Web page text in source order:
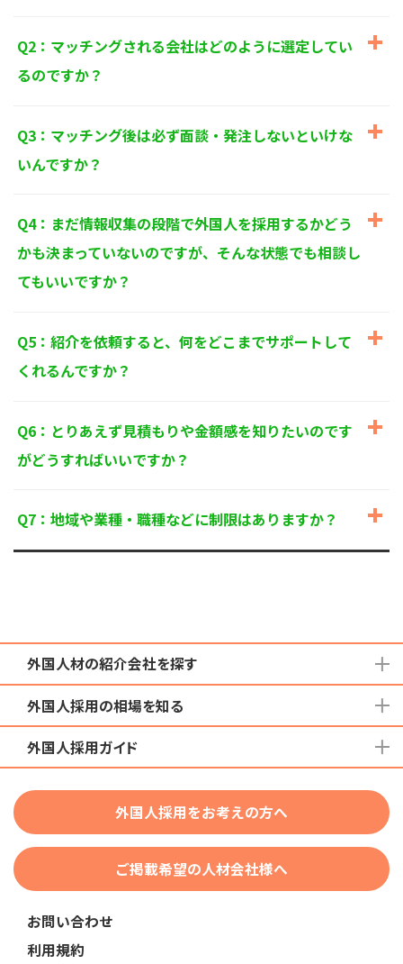
正、削除、または利用もしくは提供の停止等を求めら
れたときは、適法かつ遅滞なく応じます。
に関する法令、国が定める指針およびその他の規範を
TEL：0120-550-580
株式会社 アルフォース･ワン 個人情報保護担当
Q2：マッチングされる会社はどのように選定してい
るのですか？
Q3：マッチング後は必ず面談・発注しないといけな
いんですか？
Q4：まだ情報収集の段階で外国人を採用するかどう
かも決まっていないのですが、そんな状態でも相談し
てもいいですか？
Q5：紹介を依頼すると、何をどこまでサポートして
くれるんですか？
Q6：とりあえず見積もりや金額感を知りたいのです
がどうすればいいですか？
Q7：地域や業種・職種などに制限はありますか？
外国人材の紹介会社を探す
地域から検索する
国籍から検索する
在留資格から検索する
団体種別から探す
業界・職種から検索する
外国人採用の相場を知る
育成就労外国人の受け入れ相場
技人国・高度人材の受け入れ相場
外国人採用ガイド
特定技能
技術・人文知識・国際業務
外国人採用をお考えの方へ
ご掲載希望の人材会社様へ
お問い合わせ
利用規約